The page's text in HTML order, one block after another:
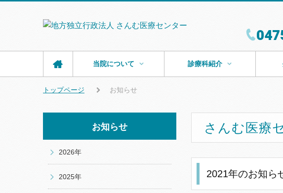
当院について 診療科紹介
トップページ お知らせ
さんむ医療
2021年のお知ら
お知らせ
2026年
2025年